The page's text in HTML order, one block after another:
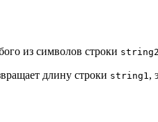
из символов строки string2
длину строки string1,